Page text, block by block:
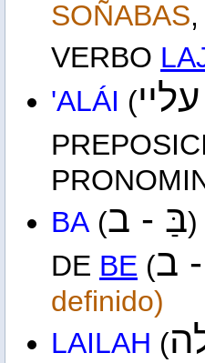
SOÑABAS
VERBO
'ALÁI (עליי
BA ( בַּ - ב )
DE BE (ב
definido)
LAILAH (